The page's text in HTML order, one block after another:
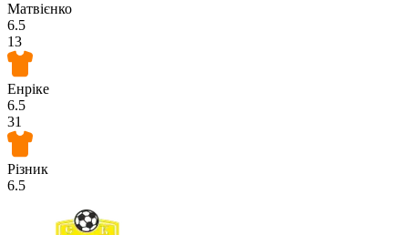
Матвієнко
6.5
13
Енріке
6.5
31
Різник
6.5